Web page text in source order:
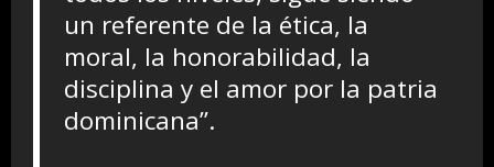
un referente de la ética, la
moral, la honorabilidad, la
disciplina y el amor por la patria
dominicana”.